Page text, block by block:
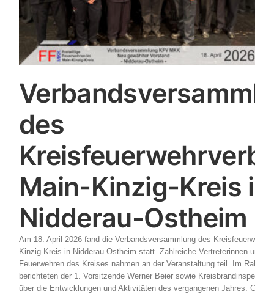
des
Main-Kinzig-Kreis in
Nidderau-Ostheim
Am 18. April 2026 fand die Verbandsversammlung des
Kinzig-Kreis in Nidderau-Ostheim statt. Zahlreiche Vertreterinnen und
Feuerwehren des Kreises nahmen an der Veranstaltung teil. Im
berichteten der 1. Vorsitzende Werner Beier sowie Kreisbrandinspektor
über die Entwicklungen und Aktivitäten des vergangenen Jahres.